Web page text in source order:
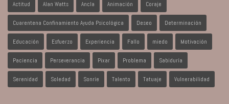
Actitud Alan Watts Ancla Animación Coraje
Cuarentena Confinamiento Ayuda Psicológica Deseo Determinación
Educación Esfuerzo Experiencia Fallo miedo Motivación
Paciencia Perseverancia Pixar Problema Sabiduría
Serenidad Soledad Sonríe Talento Tatuaje Vulnerabilidad